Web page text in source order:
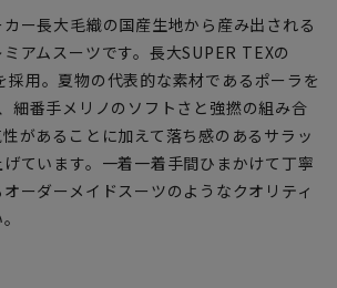
ー長大毛織の国産生地から産み出される
アムスーツです。長大SUPER TEXの
採用。夏物の代表的な素材であるポーラを
細番手メリノのソフトさと強撚の組み合
があることに加えて落ち感のあるサラッ
ています。一着一着手間ひまかけて丁寧
ーダーメイドスーツのようなクオリティ